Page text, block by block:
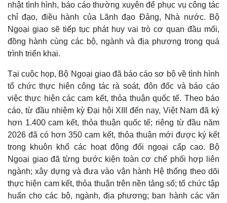
nhật tình hình, báo cáo thường xuyên để phục vụ công tác
chỉ đạo, điều hành của Lãnh đạo Đảng, Nhà nước. Bộ
Ngoại giao sẽ tiếp tục phát huy vai trò cơ quan đầu mối,
đồng hành cùng các bộ, ngành và địa phương trong quá
trình triển khai.
Tại cuộc họp, Bộ Ngoại giao đã báo cáo sơ bộ về tình hình
tổ chức thực hiện công tác rà soát, đôn đốc và báo cáo
việc thực hiện các cam kết, thỏa thuận quốc tế. Theo báo
cáo, từ đầu nhiệm kỳ Đại hội XIII đến nay, Việt Nam đã ký
hơn 1.400 cam kết, thỏa thuận quốc tế; riêng từ đầu năm
2026 đã có hơn 350 cam kết, thỏa thuận mới được ký kết
trong khuôn khổ các hoạt động đối ngoại cấp cao. Bộ
Ngoại giao đã từng bước kiện toàn cơ chế phối hợp liên
ngành; xây dựng và đưa vào vận hành Hệ thống theo dõi
thực hiện cam kết, thỏa thuận trên nền tảng số; tổ chức tập
huấn cho các bộ, ngành, địa phương; ban hành các văn